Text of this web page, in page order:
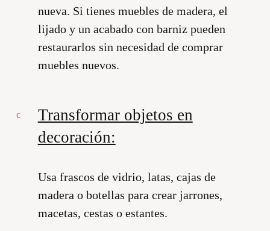
nueva. Si tienes muebles de madera, el
lijado y un acabado con barniz pueden
restaurarlos sin necesidad de comprar
muebles nuevos.
Transformar objetos en
decoración:
Usa frascos de vidrio, latas, cajas de
madera o botellas para crear jarrones,
macetas, cestas o estantes.